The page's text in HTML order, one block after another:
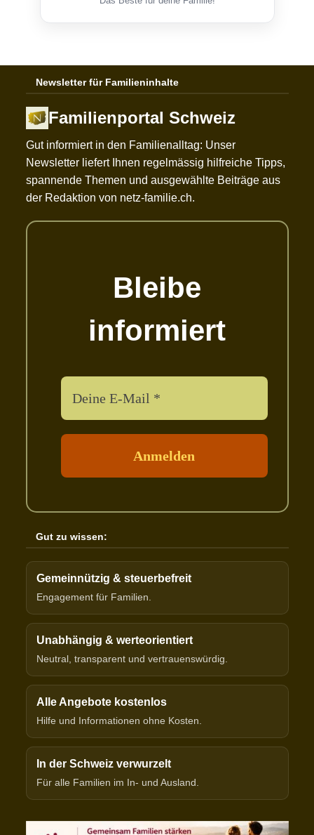
Newsletter für Familieninhalte
Familienportal Schweiz
Gut informiert in den Familienalltag: Unser
Newsletter liefert Ihnen regelmässig hilfreiche Tipps,
spannende Themen und ausgewählte Beiträge aus
der Redaktion von netz-familie.ch.
Bleibe
informiert
Gut zu wissen:
Gemeinnützig & steuerbefreit
Engagement für Familien.
Unabhängig & werteorientiert
Neutral, transparent und vertrauenswürdig.
Alle Angebote kostenlos
Hilfe und Informationen ohne Kosten.
In der Schweiz verwurzelt
Für alle Familien im In- und Ausland.